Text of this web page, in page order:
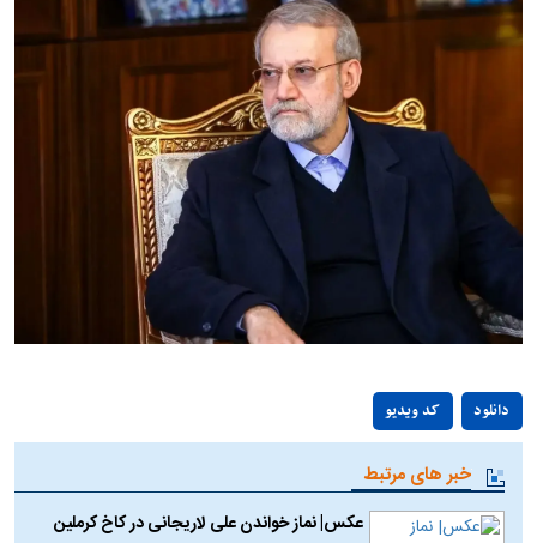
کد ویدیو دانلود
خبر های مرتبط
عکس| نماز خواندن علی لاریجانی در کاخ کرملین